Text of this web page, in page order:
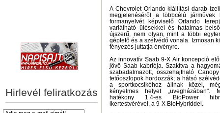
Hirlevél feliratkozás
A Chevrolet Orlando kiállítási darab
megjelenéséről a többcélú járművek
formanyelvét képviselő Orlando
variálható ülésekkel és hatalmas
újszerű, nem olyan, mint a többi
géptető és a szélvédő vonala. Izmosan
fényezés juttatja érvényre.
Az innovatív Saab 9-X Air koncepció
jövő Saab kabriója. Szakítva a
szabadalmazott, összehajtható
tetőoszlopok hordozzák; a hátsó
a sportkocsikéhoz állnak közel,
kényelmes helyet „üvegházában".
hatékony 1.4-es BioPower
ikertestvérével, a 9-X BioHybriddel.